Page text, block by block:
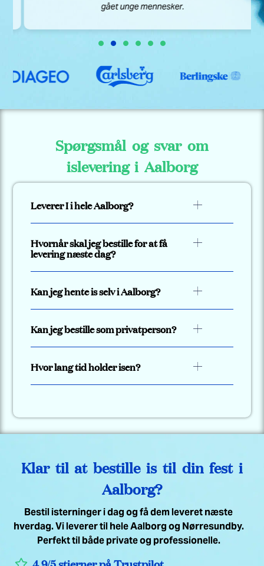
gået unge mennesker.
Spørgsmål og svar om
islevering i Aalborg
Leverer I i hele Aalborg?
Hvornår skal jeg bestille for at få
levering næste dag?
Kan jeg hente is selv i Aalborg?
Kan jeg bestille som privatperson?
Hvor lang tid holder isen?
Klar til at bestille is til din fest i
Aalborg?
Bestil isterninger i dag og få dem leveret næste
hverdag. Vi leverer til hele Aalborg og Nørresundby.
Perfekt til både private og professionelle.